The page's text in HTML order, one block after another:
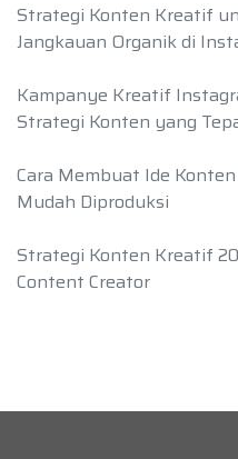
Strategi Konten Kreatif
Jangkauan Organik di
Kampanye Kreatif
Strategi Konten yang
Cara Membuat Ide
Mudah Diproduksi
Strategi Konten Kreatif
Content Creator